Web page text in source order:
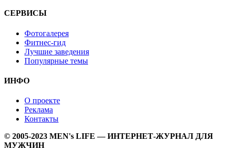
СЕРВИСЫ
Фотогалерея
Фитнес-гид
Лучшие заведения
Популярные темы
ИНФО
О проекте
Реклама
Контакты
© 2005-2023 MEN's LIFE — ИНТЕРНЕТ-ЖУРНАЛ ДЛЯ
МУЖЧИН